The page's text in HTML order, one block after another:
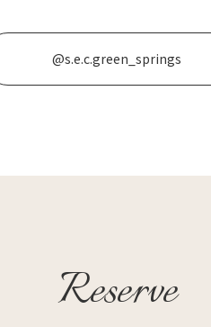
@s.e.c.green_springs
Reserve